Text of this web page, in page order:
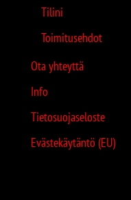
Tilini
Toimitusehdot
Ota yhteyttä
Info
Tietosuojaseloste
Evästekäytäntö (EU)